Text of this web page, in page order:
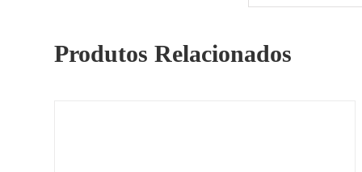
Produtos Relacionados